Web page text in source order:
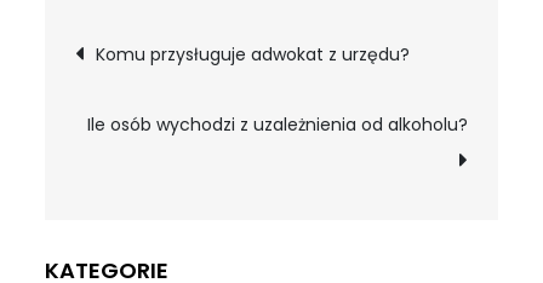
Nawigacja
wpisu
Komu przysługuje adwokat z urzędu?
Ile osób wychodzi z uzależnienia od alkoholu?
KATEGORIE